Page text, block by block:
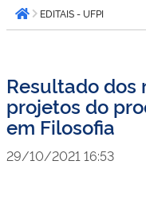
está
aqui:Página inicial
EDITAIS - UFPI
Resultado dos
projetos do
em Filosofia
29/10/2021 16:53